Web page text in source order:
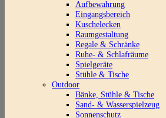
Aufbewahrung
Eingangsbereich
Kuschelecken
Raumgestaltung
Regale & Schränke
Ruhe- & Schlafräume
Spielgeräte
Stühle & Tische
Outdoor
Bänke, Stühle & Tische
Sand- & Wasserspielzeug
Sonnenschutz